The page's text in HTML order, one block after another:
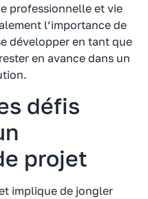
professionnelle et vie
l’importance de
développer en tant que
en avance dans un
défis
projet
implique de jongler